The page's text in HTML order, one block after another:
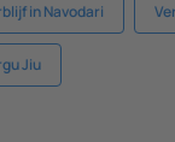
in Navodari
Jiu